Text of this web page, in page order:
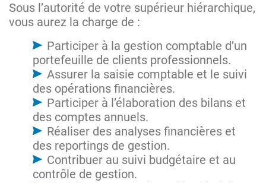
Sous l’autorité de votre supérieur hiérarchique,
vous aurez la charge de :
Participer à la gestion comptable d’un
portefeuille de clients professionnels.
Assurer la saisie comptable et le suivi
des opérations financières.
Participer à l’élaboration des bilans et
des comptes annuels.
Réaliser des analyses financières et
des reportings de gestion.
Contribuer au suivi budgétaire et au
contrôle de gestion.